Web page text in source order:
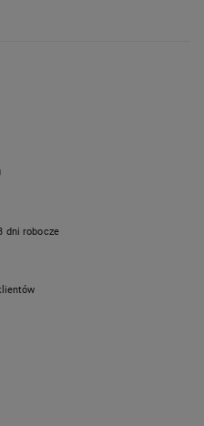
dni robocze